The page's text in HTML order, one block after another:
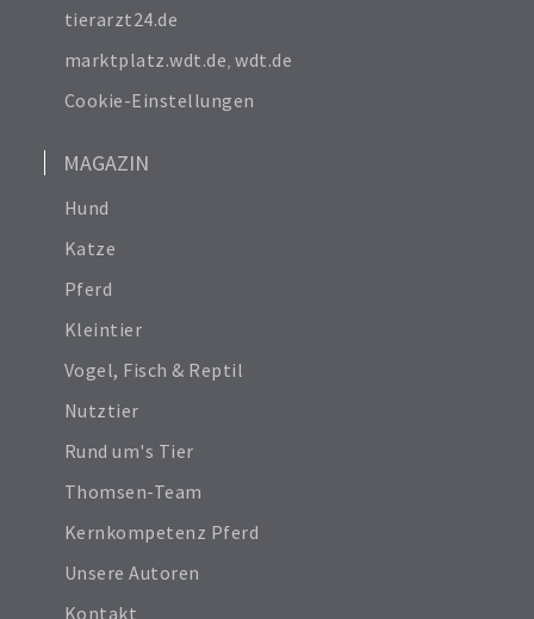
tierarzt24.de
marktplatz.wdt.de,wdt.de
Cookie-Einstellungen
MAGAZIN
Hund
Katze
Pferd
Kleintier
Vogel, Fisch & Reptil
Nutztier
Rund um's Tier
Thomsen-Team
Kernkompetenz Pferd
Unsere Autoren
Kontakt